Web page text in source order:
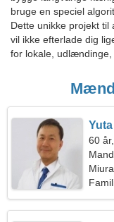
bruge en speciel
Dette unikke projekt
vil ikke efterlade dig
for lokale, udlændinge,
Yuta
60